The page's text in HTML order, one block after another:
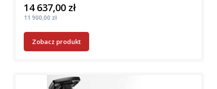
Cena
14 637,00 zł
Cena
11 900,00 zł
Zobacz produkt